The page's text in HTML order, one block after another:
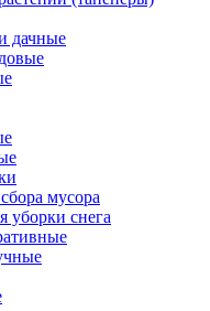
дачные
мусора
уборки снега